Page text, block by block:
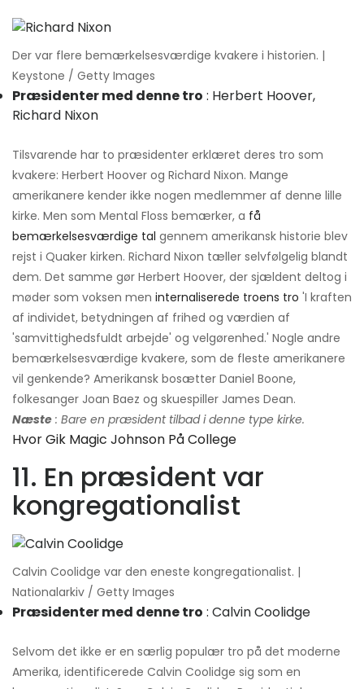
Der var flere bemærkelsesværdige kvakere i historien. |
Keystone / Getty Images
Præsidenter med denne tro : Herbert Hoover,
Richard Nixon
Tilsvarende har to præsidenter erklæret deres tro som
kvakere: Herbert Hoover og Richard Nixon. Mange
amerikanere kender ikke nogen medlemmer af denne lille
kirke. Men som Mental Floss bemærker, a få
bemærkelsesværdige tal gennem amerikansk historie blev
rejst i Quaker kirken. Richard Nixon tæller selvfølgelig blandt
dem. Det samme gør Herbert Hoover, der sjældent deltog i
møder som voksen men internaliserede troens tro 'I kraften
af ​​individet, betydningen af ​​frihed og værdien af ​​
'samvittighedsfuldt arbejde' og velgørenhed.' Nogle andre
bemærkelsesværdige kvakere, som de fleste amerikanere
vil genkende? Amerikansk bosætter Daniel Boone,
folkesanger Joan Baez og skuespiller James Dean.
Næste : Bare en præsident tilbad i denne type kirke.
Hvor Gik Magic Johnson På College
11. En præsident var
kongregationalist
Calvin Coolidge var den eneste kongregationalist. |
Nationalarkiv / Getty Images
Præsidenter med denne tro : Calvin Coolidge
Selvom det ikke er en særlig populær tro på det moderne
Amerika, identificerede Calvin Coolidge sig som en